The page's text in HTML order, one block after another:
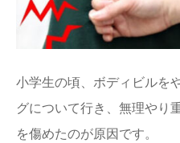
小学生の頃、ボディビルを
グについて行き、無理やり
を傷めたのが原因です。